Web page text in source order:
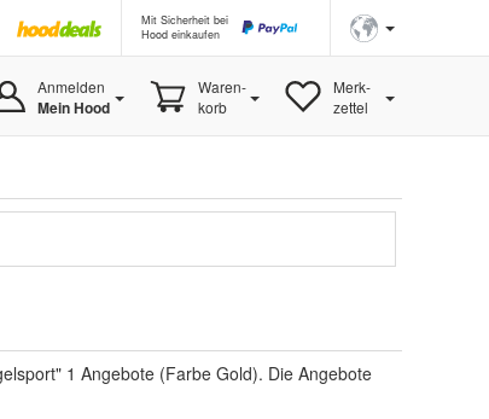
Mit Sicherheit bei
Hood einkaufen
Anmelden
Mein Hood
Waren-
korb
Merk-
zettel
1 Angebote (Farbe Gold). Die Angebote